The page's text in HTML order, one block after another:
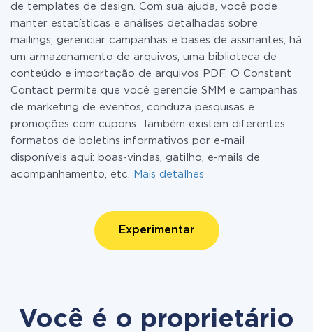
de templates de design. Com sua ajuda, você pode
manter estatísticas e análises detalhadas sobre
mailings, gerenciar campanhas e bases de assinantes, há
um armazenamento de arquivos, uma biblioteca de
conteúdo e importação de arquivos PDF. O Constant
Contact permite que você gerencie SMM e campanhas
de marketing de eventos, conduza pesquisas e
promoções com cupons. Também existem diferentes
formatos de boletins informativos por e-mail
disponíveis aqui: boas-vindas, gatilho, e-mails de
acompanhamento, etc.
Mais detalhes
Experimentar
Você é o proprietário